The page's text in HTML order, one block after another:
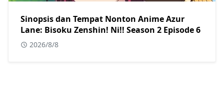
Sinopsis dan Tempat Nonton Anime Azur
Lane: Bisoku Zenshin! Ni!! Season 2 Episode 6
2026/8/8